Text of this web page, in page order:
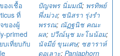
องเชื้อ
ที่
ของผู้
primed
บเที่ยบกับ
ปัญจพร นิ่มมณี; พรทิพย์
พึ่งม่วง; ชนิสรา รุ่งรำ
พรรณ; ณัฏฐนิช คณะ
ผล; ปวีณ์นุช มะโนน้อม;
นัจมีย์ ขุนเศษ; ซฮาราห์
ดอเลาะ; Panjaphorn